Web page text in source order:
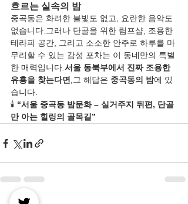
흐르는 실속의 밤
중곡동은 화려한 불빛도 없고, 요란한 음악도
없습니다.그러나 단골을 위한 림프샵, 조용한
테라피 공간, 그리고 소소한 안주로 하루를 마
무리할 수 있는 감성 포차는 이 동네만의 특별
한 매력입니다.서울 동북부에서 진짜 조용한
유흥을 찾는다면,그 해답은 중곡동의 밤에 있
습니다.
🕯️ “서울 중곡동 밤문화 – 실거주지 뒤편, 단골
만 아는 힐링의 골목길”